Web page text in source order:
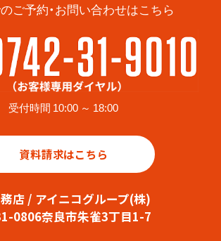
ご予約・お問い合わせはこちら
受付時間 10:00 ～ 18:00
資料請求はこちら
店 / アイニコグループ(株)
0806奈良市朱雀3丁目1-7